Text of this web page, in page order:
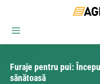
Sari la conținutul principal
Furaje pentru pui:
sănătoasă